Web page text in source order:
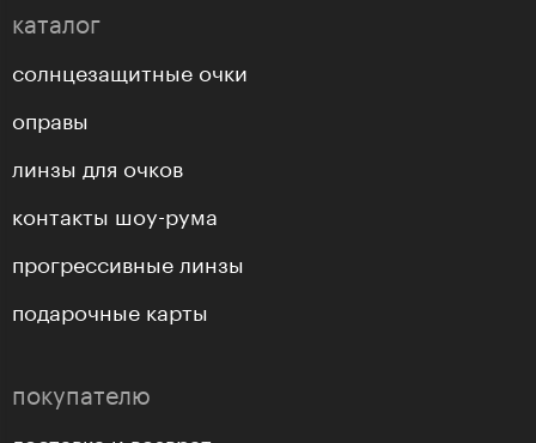
каталог
солнцезащитные очки
оправы
линзы для очков
контакты шоу-рума
прогрессивные линзы
подарочные карты
покупателю